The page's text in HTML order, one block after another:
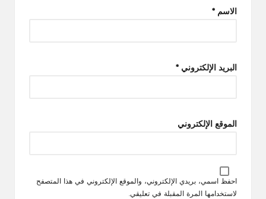
الاسم *
البريد الإلكتروني *
الموقع الإلكتروني
احفظ اسمي، بريدي الإلكتروني، والموقع الإلكتروني في هذا المتصفح
لاستخدامها المرة المقبلة في تعليقي.